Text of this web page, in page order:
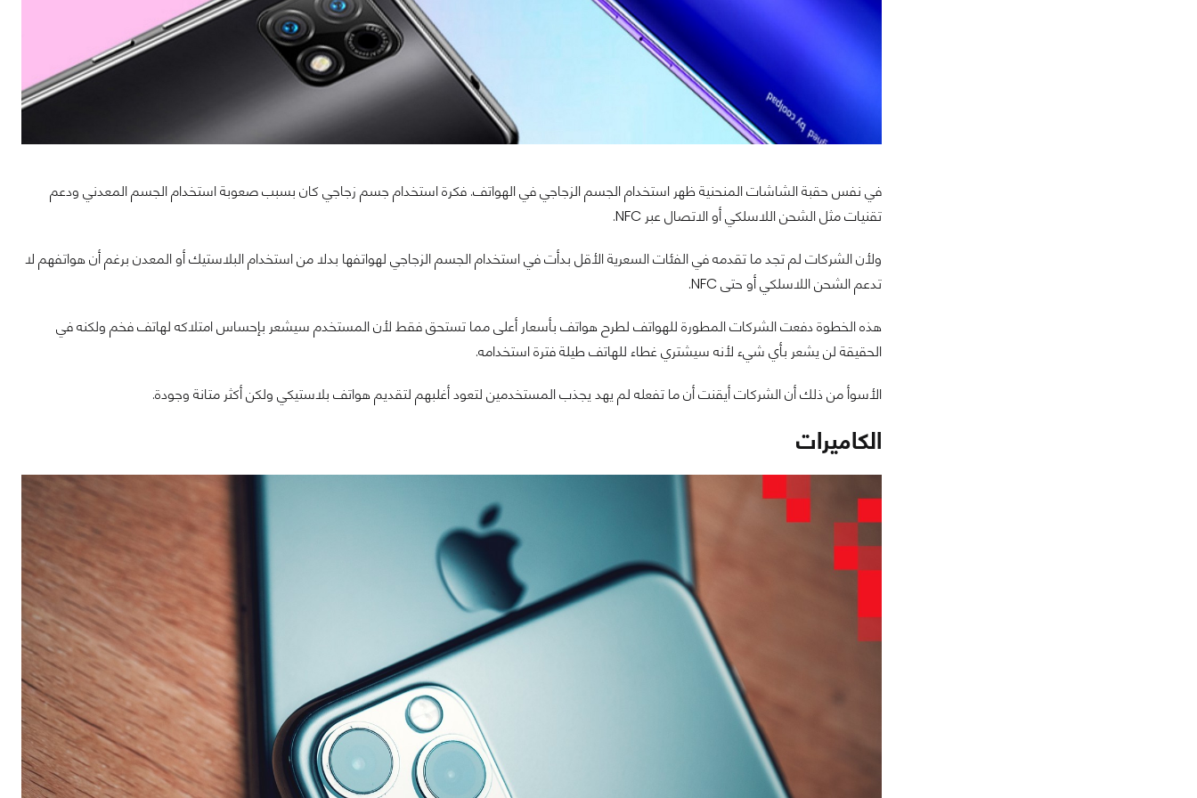
في نفس حقبة الشاشات المنحنية ظهر استخدام الجسم الزجاجي في الهواتف. فكرة استخدام جسم زجاجي كان بسبب صعوبة استخدام الجسم المعدني ودعم
تقنيات مثل الشحن اللاسلكي أو الاتصال عبر NFC.
ولأن الشركات لم تجد ما تقدمه في الفئات السعرية الأقل بدأت في استخدام الجسم الزجاجي لهواتفها بدلا من استخدام البلاستيك أو المعدن برغم أن هواتفهم لا
تدعم الشحن اللاسلكي أو حتى NFC.
هذه الخطوة دفعت الشركات المطورة للهواتف لطرح هواتف بأسعار أعلى مما تستحق فقط لأن المستخدم سيشعر بإحساس امتلاكه لهاتف فخم ولكنه في
الحقيقة لن يشعر بأي شيء لأنه سيشتري غطاء للهاتف طيلة فترة استخدامه.
الأسوأ من ذلك أن الشركات أيقنت أن ما تفعله لم يهد يجذب المستخدمين لتعود أغلبهم لتقديم هواتف بلاستيكي ولكن أكثر متانة وجودة.
الكاميرات